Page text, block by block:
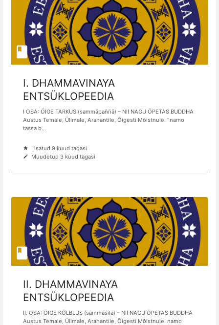
I. DHAMMAVINAYA
ENTSÜKLOPEEDIA
I OSA: ÕIGE TARKUS (sammāpaññā) – NII NAGU ÕPETAS BUDDHA
Austus Temale, Ülimale, Arahantile, Õigesti Mõistnule! "namo
tassa b...
Lisatud 9 kuud tagasi
Muudetud 3 kuud tagasi
II. DHAMMAVINAYA
ENTSÜKLOPEEDIA
II. OSA: ÕIGE KÕLBLUS (sammāsīla) – NII NAGU ÕPETAS BUDDHA
Austus Temale, Ülimale, Arahantile, Õigesti Mõistnule! namo